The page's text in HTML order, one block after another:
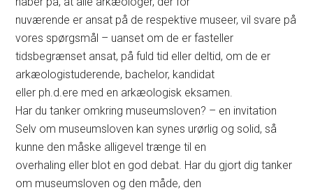
nuværende er ansat på de respektive museer, vil svare på
vores spørgsmål – uanset om de er fasteller
tidsbegrænset ansat, på fuld tid eller deltid, om de er
arkæologistuderende, bachelor, kandidat
eller ph.d.ere med en arkæologisk eksamen.
Har du tanker omkring museumsloven? – en invitation
Selv om museumsloven kan synes urørlig og solid, så
kunne den måske alligevel trænge til en
overhaling eller blot en god debat. Har du gjort dig tanker
om museumsloven og den måde, den